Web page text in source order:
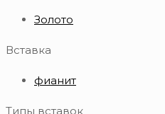
Золото
Вставка
фианит
Типы вставок